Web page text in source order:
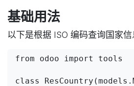
基础用法
以下是根据 ISO 编码查询国家信
from odoo import tools
class